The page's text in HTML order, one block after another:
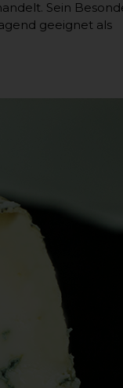
Sein
geeignet als